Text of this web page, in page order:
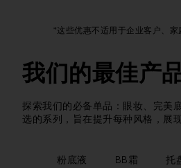
*这些优惠不适用于企业客户、家
我们的最佳产
探索我们的必备单品：眼妆、完美
选的系列，旨在提升每种风格，展
粉底液 BB霜 托